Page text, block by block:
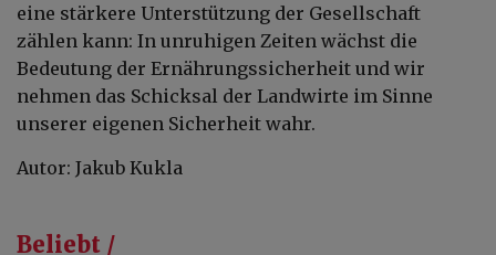
eine stärkere Unterstützung der Gesellschaft
zählen kann: In unruhigen Zeiten wächst die
Bedeutung der Ernährungssicherheit und wir
nehmen das Schicksal der Landwirte im Sinne
unserer eigenen Sicherheit wahr.
Autor: Jakub Kukla
Beliebt /